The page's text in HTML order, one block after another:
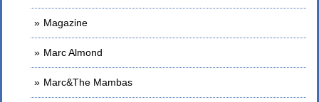
Magazine
Marc Almond
Marc&The Mambas